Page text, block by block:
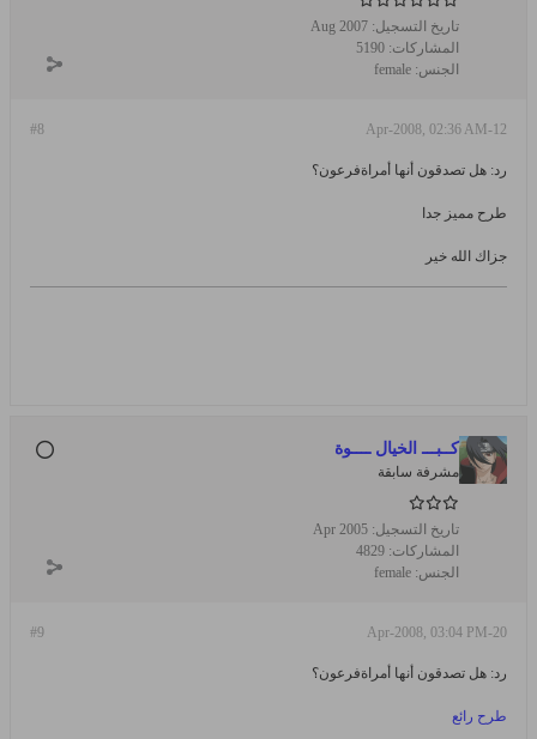
تاريخ التسجيل: Aug 2007
المشاركات: 5190
الجنس: female
#8 12-Apr-2008, 02:36 AM
رد: هل تصدقون أنها أمراةفرعون؟
طرح مميز جدا
جزاك الله خير
كــبـــ الخيال ــــوة
مشرفة سابقة
تاريخ التسجيل: Apr 2005
المشاركات: 4829
الجنس: female
#9 20-Apr-2008, 03:04 PM
رد: هل تصدقون أنها أمراةفرعون؟
طرح رائع